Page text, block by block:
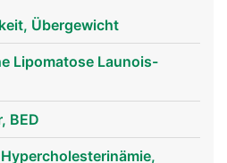
Übergewicht
Lipomatose Launois-
BED